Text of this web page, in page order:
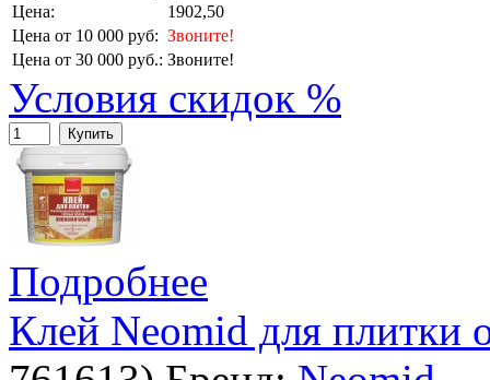
Цена:
1902,50
Цена от 10 000 руб: Звоните!
Цена от 30 000 руб.: Звоните!
Условия скидок %
Купить
Подробнее
Клей Neomid для плитки